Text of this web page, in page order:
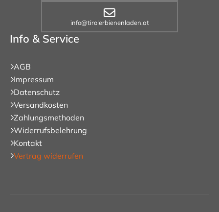
info@tirolerbienenladen.at
Info & Service
AGB
Impressum
Datenschutz
Versandkosten
Zahlungsmethoden
Widerrufsbelehrung
Kontakt
Vertrag widerrufen